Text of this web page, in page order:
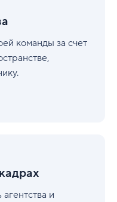
команды за счет
и